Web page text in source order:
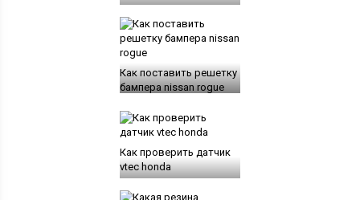
Как поставить решетку
бампера nissan rogue
Как проверить датчик
vtec honda